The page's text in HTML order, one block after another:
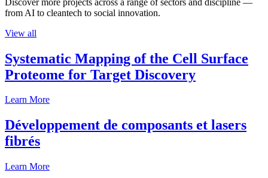
from AI to cleantech to social innovation.
View all
Systematic Mapping of the Cell Surface
Proteome for Target Discovery
Learn More
Développement de composants et lasers
fibrés
Learn More